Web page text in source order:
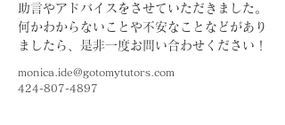
助言やアドバイスをさせていただきました。
何かわからないことや不安なことなどがあり
ましたら、是非一度お問い合わせください！
monica.ide@gotomytutors.com
424-807-4897